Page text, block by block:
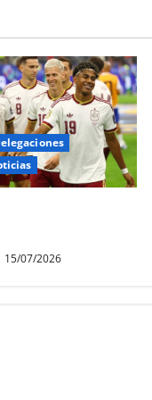
15/07/2026